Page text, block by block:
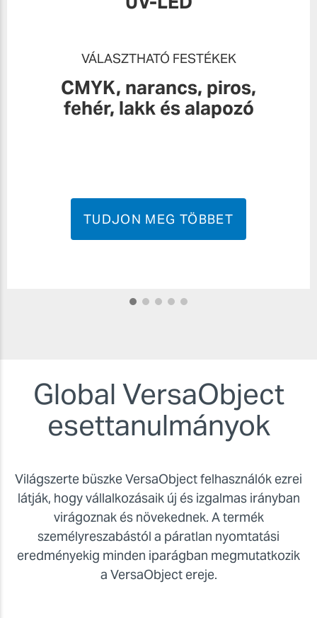
VÁLASZTHATÓ FESTÉKEK
CMYK, narancs, piros,
fehér, lakk és alapozó
TUDJON MEG TÖBBET
Global VersaObject
esettanulmányok
Világszerte büszke VersaObject felhasználók ezrei
látják, hogy vállalkozásaik új és izgalmas irányban
virágoznak és növekednek. A termék
személyreszabástól a páratlan nyomtatási
eredményekig minden iparágban megmutatkozik
a VersaObject ereje.